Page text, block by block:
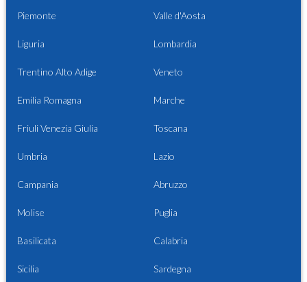
Piemonte Valle d'Aosta
Liguria Lombardia
Trentino Alto Adige Veneto
Emilia Romagna Marche
Friuli Venezia Giulia Toscana
Umbria Lazio
Campania Abruzzo
Molise Puglia
Basilicata Calabria
Sicilia Sardegna